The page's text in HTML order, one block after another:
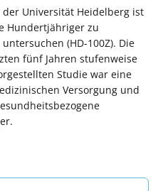
Universität Heidelberg ist
Hundertjähriger zu
(HD-100Z). Die
fünf Jahren stufenweise
Studie war eine
Versorgung und